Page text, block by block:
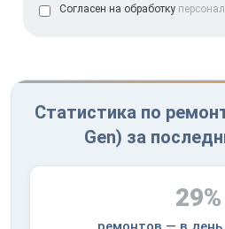
Согласен на обработку
Статистика по
Gen) за
29%